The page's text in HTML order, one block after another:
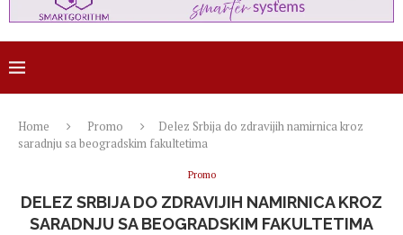
Home Promo
Delez Srbija do zdravijih namirnica kroz
saradnju sa beogradskim fakultetima
Promo
DELEZ SRBIJA DO ZDRAVIJIH NAMIRNICA KROZ
SARADNJU SA BEOGRADSKIM FAKULTETIMA